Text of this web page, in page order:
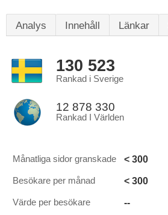
Analys Innehåll Länkar
130 523
Rankad i Sverige
12 878 330
Rankad I Världen
Månatliga sidor granskade < 300
Besökare per månad < 300
Värde per besökare --